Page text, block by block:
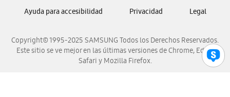
Samsung Venezuela
Copyright© 1995-2025 SAMSUNG Todos los Derechos Reservados.
Este sitio se ve mejor en las últimas versiones de Chrome, Edge,
Safari y Mozilla Firefox.
Ayuda para accesibilidad Privacidad Legal